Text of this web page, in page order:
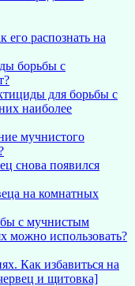
его распознать на
борьбы с
для борьбы с
наиболее
мучнистого
снова появился
на комнатных
с мучнистым
можно использовать?
Как избавиться на
и щитовка]